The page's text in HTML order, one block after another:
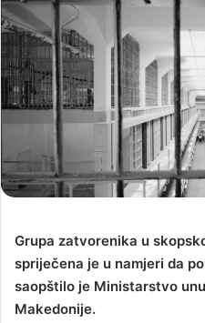
Grupa zatvorenika u
spriječena je u namjeri da
saopštilo je Ministarstvo
Makedonije.